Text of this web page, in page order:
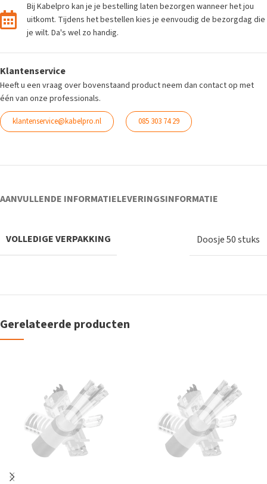
Bij Kabelpro kan je je bestelling laten bezorgen wanneer het jou
uitkomt. Tijdens het bestellen kies je eenvoudig de bezorgdag die
je wilt. Da's wel zo handig.
Klantenservice
Heeft u een vraag over bovenstaand product neem dan contact op met
één van onze professionals.
klantenservice@kabelpro.nl 085 303 74 29
AANVULLENDE INFORMATIELEVERINGSINFORMATIE
VOLLEDIGE VERPAKKING Doosje 50 stuks
Gerelateerde producten